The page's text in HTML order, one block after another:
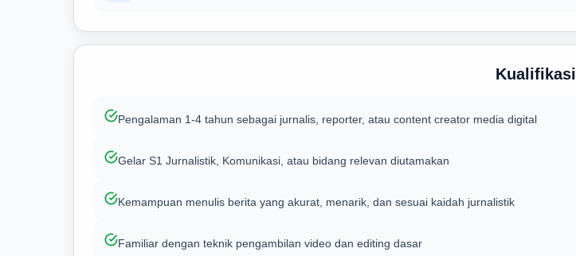
Kualifikasi
Pengalaman 1-4 tahun sebagai jurnalis, reporter, atau content creator media digital
Gelar S1 Jurnalistik, Komunikasi, atau bidang relevan diutamakan
Kemampuan menulis berita yang akurat, menarik, dan sesuai kaidah jurnalistik
Familiar dengan teknik pengambilan video dan editing dasar